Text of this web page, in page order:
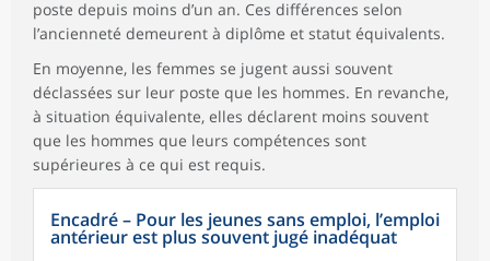
poste depuis moins d’un an. Ces différences selon
l’ancienneté demeurent à diplôme et statut équivalents.
En moyenne, les femmes se jugent aussi souvent
déclassées sur leur poste que les hommes. En revanche,
à situation équivalente, elles déclarent moins souvent
que les hommes que leurs compétences sont
supérieures à ce qui est requis.
Encadré – Pour les jeunes sans emploi, l’emploi
antérieur est plus souvent jugé inadéquat